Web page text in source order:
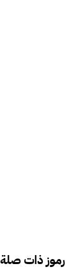
رموز ذات صلة